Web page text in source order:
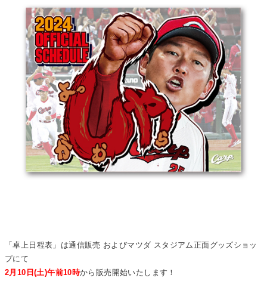
「卓上日程表」は通信販売 およびマツダ スタジアム正面グッズショッ
プにて
2月10日(土)午前10時から販売開始いたします！